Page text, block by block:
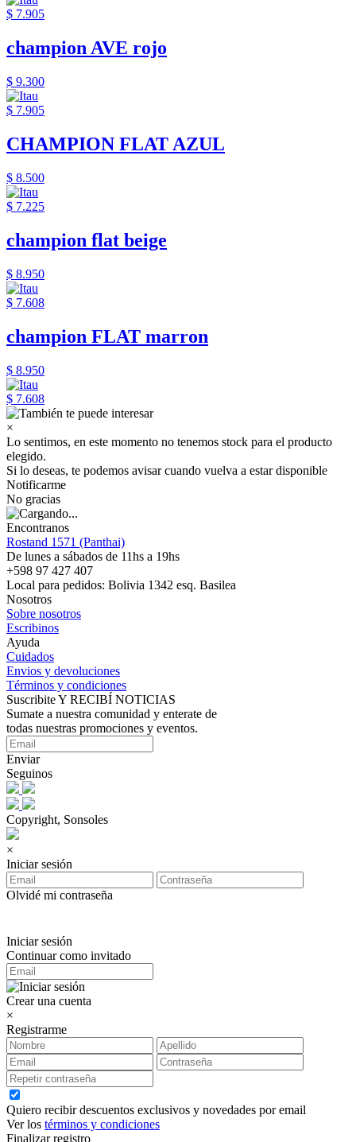
$ 7.905
champion AVE rojo
$ 9.300
$ 7.905
CHAMPION FLAT AZUL
$ 8.500
$ 7.225
champion flat beige
$ 8.950
$ 7.608
champion FLAT marron
$ 8.950
$ 7.608
×
Lo sentimos, en este momento no tenemos stock para el producto
elegido.
Si lo deseas, te podemos avisar cuando vuelva a estar disponible
Notificarme
No gracias
Encontranos
Rostand 1571 (Panthai)
De lunes a sábados de 11hs a 19hs
+598 97 427 407
Local para pedidos: Bolivia 1342 esq. Basilea
Nosotros
Sobre nosotros
Escribinos
Ayuda
Cuidados
Envios y devoluciones
Términos y condiciones
Suscribite Y RECIBÍ NOTICIAS
Sumate a nuestra comunidad y enterate de
todas nuestras promociones y eventos.
Enviar
Seguinos
Copyright, Sonsoles
×
Iniciar sesión
Olvidé mi contraseña
Iniciar sesión
Continuar como invitado
Crear una cuenta
×
Registrarme
Quiero recibir descuentos exclusivos y novedades por email
Ver los términos y condiciones
Finalizar registro